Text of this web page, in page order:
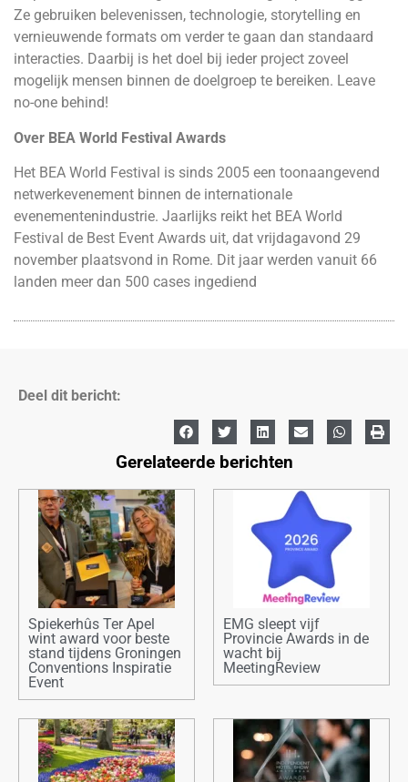
Ze gebruiken belevenissen, technologie, storytelling en
vernieuwende formats om verder te gaan dan standaard
interacties. Daarbij is het doel bij ieder project zoveel
mogelijk mensen binnen de doelgroep te bereiken. Leave
no-one behind!
Over BEA World Festival Awards
Het BEA World Festival is sinds 2005 een toonaangevend
netwerkevenement binnen de internationale
evenementenindustrie. Jaarlijks reikt het BEA World
Festival de Best Event Awards uit, dat vrijdagavond 29
november plaatsvond in Rome. Dit jaar werden vanuit 66
landen meer dan 500 cases ingediend
Deel dit bericht:
Gerelateerde berichten
Spiekerhûs Ter Apel
wint award voor beste
stand tijdens Groningen
Conventions Inspiratie
Event
EMG sleept vijf
Provincie Awards in de
wacht bij
MeetingReview